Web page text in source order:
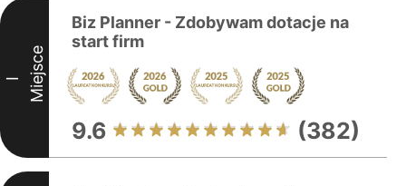
I Miejsce
Biz Planner - Zdobywam dotacje na
start firm
9.6 (382)